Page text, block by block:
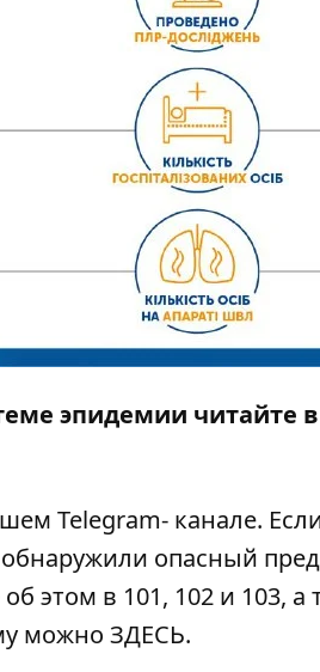
эпидемии читайте
Telegram- канале.
опасный
этом в 101, 102 и 103,
можно ЗДЕСЬ.